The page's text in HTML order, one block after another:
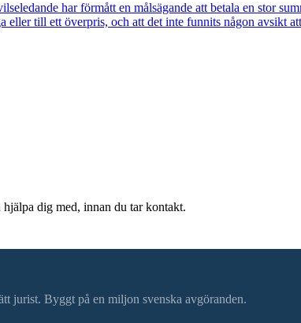
har förmått en målsägande att betala en stor
till ett överpris, och att det inte funnits någon avsikt
dig med, innan du tar kontakt.
jurist. Byggt på en miljon svenska avgöranden.